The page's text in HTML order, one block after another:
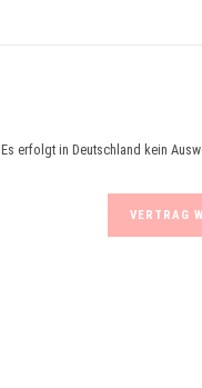
Es erfolgt in Deutschland kein
VERTRAG